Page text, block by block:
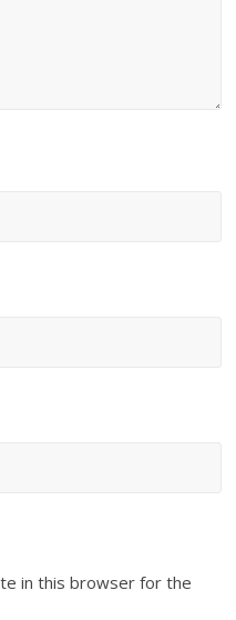
in this browser for the